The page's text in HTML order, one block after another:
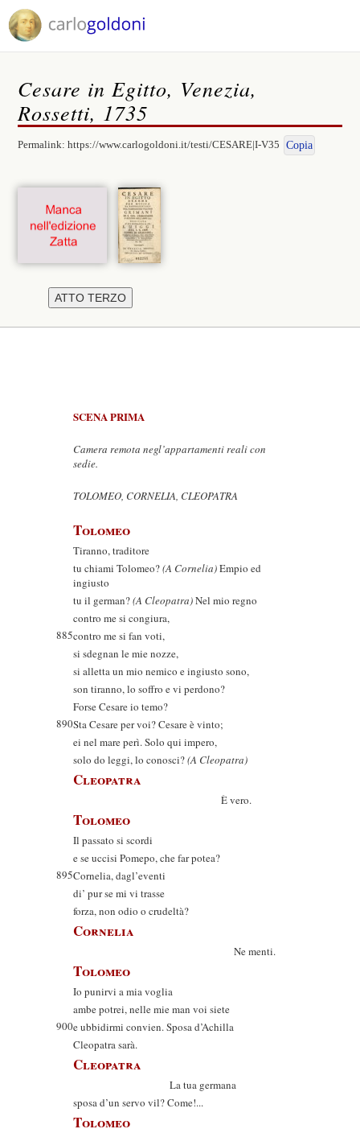
Cesare in Egitto, Venezia,
Rossetti, 1735
Permalink:https://www.carlogoldoni.it/testi/CESARE|I-V35 Copia
SCENA PRIMA
Camera remota negl’appartamenti reali con
sedie.
TOLOMEO, CORNELIA, CLEOPATRA
Tolomeo
Tiranno, traditore
tu chiami Tolomeo?(A Cornelia)Empio ed
ingiusto
tu il german?(A Cleopatra)Nel mio regno
contro me si congiura,
885contro me si fan voti,
si sdegnan le mie nozze,
si alletta un mio nemico e ingiusto sono,
son tiranno, lo soffro e vi perdono?
Forse Cesare io temo?
890Sta Cesare per voi? Cesare è vinto;
ei nel mare perì. Solo qui impero,
solo do leggi, lo conosci?(A Cleopatra)
Cleopatra
È vero.
Tolomeo
Il passato si scordi
e se uccisi Pomepo, che far potea?
895Cornelia, dagl’eventi
di’ pur se mi vi trasse
forza, non odio o crudeltà?
Cornelia
Ne menti.
Tolomeo
Io punirvi a mia voglia
ambe potrei, nelle mie man voi siete
900e ubbidirmi convien. Sposa d’Achilla
Cleopatra sarà.
Cleopatra
La tua germana
sposa d’un servo vil? Come!...
Tolomeo